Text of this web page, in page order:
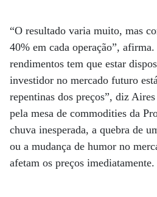
“O resultado varia muito, mas
40% em cada operação”,
rendimentos tem que estar
investidor no mercado futuro
repentinas dos preços”, diz
pela mesa de commodities da
chuva inesperada, a quebra de
ou a mudança de humor no
afetam os preços imediatamente.